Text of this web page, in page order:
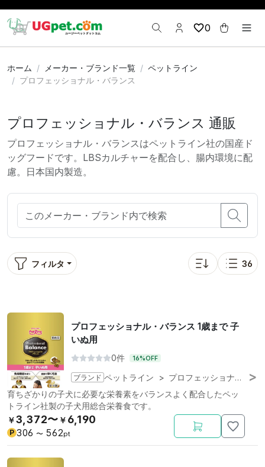
0
ホーム メーカー・ブランド一覧
ペットライン
プロフェッショナル・バランス
プロフェッショナル・バランス 通販
プロフェッショナル・バランスはペットライン社の国産ド
ッグフードです。LBSカルチャーを配合し、腸内環境に配
慮。日本国内製造。
フィルタ
並び替え: 人気順
表示
36
プロフェッショナル・バランス 1歳まで 子
いぬ用
0件 16%OFF
ブランド ペットライン > プロフェッショナル・バランス
育ちざかりの子犬に必要な栄養素をバランスよく配合したペッ
トライン社製の子犬用総合栄養食です。
￥3,372〜 ￥ 6,190
P 306 〜 562pt